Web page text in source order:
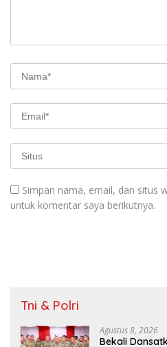
Simpan nama, email, dan situs
untuk komentar saya berikutnya.
Tni & Polri
Agustus 8, 2026
Bekali